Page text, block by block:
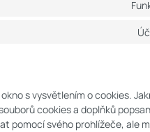
s vysvětlením o cookies.
cookies a doplňků
pomocí svého prohlížeče, ale